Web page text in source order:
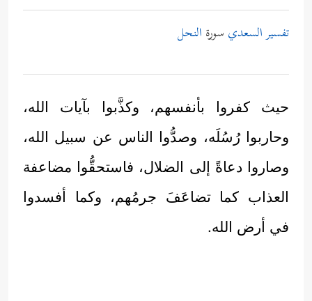
تفسير السعدي سورة النحل
حيث كفروا بأنفسهم، وكذَّبوا بآيات الله،
وحاربوا رُسُلَه، وصدُّوا الناس عن سبيل الله،
وصاروا دعاةً إلى الضلال، فاستحقُّوا مضاعفة
العذاب كما تضاعَفَ جرمُهم، وكما أفسدوا
في أرض الله.